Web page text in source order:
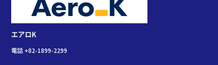
エアロK
電話 +82-1899-2299